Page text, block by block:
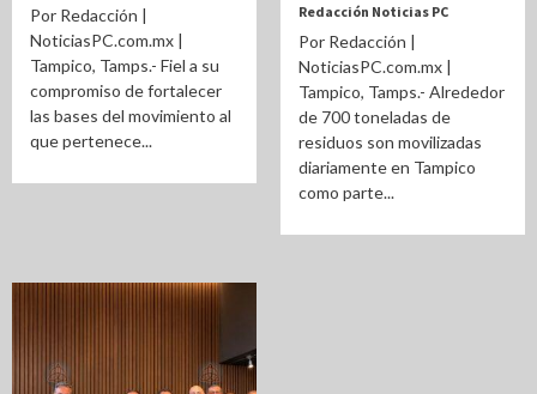
Por Redacción |
NoticiasPC.com.mx |
Tampico, Tamps.- Fiel a su
compromiso de fortalecer
las bases del movimiento al
que pertenece...
Redacción Noticias PC
Por Redacción |
NoticiasPC.com.mx |
Tampico, Tamps.- Alrededor
de 700 toneladas de
residuos son movilizadas
diariamente en Tampico
como parte...